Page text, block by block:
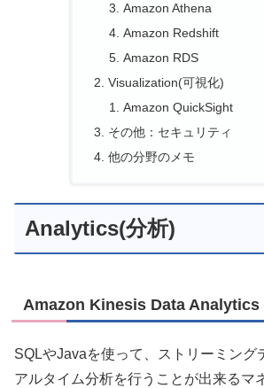
Amazon Athena
Amazon Redshift
Amazon RDS
Visualization(可視化)
Amazon QuickSight
その他：セキュリティ
他の分野のメモ
Analytics(分析)
Amazon Kinesis Data Analytics
SQLやJavaを使って、ストリーミング
アルタイム分析を行うことが出来るマ